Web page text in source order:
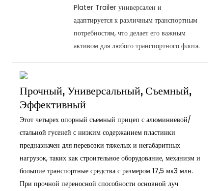
Plater Trailer универсален и
адаптируется к различным транспортным
потребностям, что делает его важным
активом для любого транспортного флота.
Прочный, Универсальный, Съемный,
Эффективный
Этот четырех опорный съемный прицеп с алюминиевой/
стальной гусеней с низким содержанием пластинки
предназначен для перевозки тяжелых и негабаритных
нагрузок, таких как строительное оборудование, механизм и
большие транспортные средства с размером 17,5 мк3 млн.
При прочной переносной способности основной луч